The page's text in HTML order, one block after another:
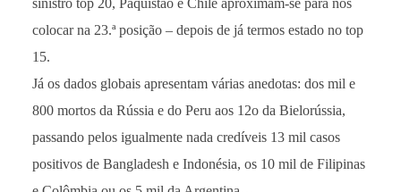
sinistro top 20, Paquistão e Chile aproximam-se para nos
colocar na 23.ª posição – depois de já termos estado no top
15.
Já os dados globais apresentam várias anedotas: dos mil e
800 mortos da Rússia e do Peru aos 12o da Bielorússia,
passando pelos igualmente nada credíveis 13 mil casos
positivos de Bangladesh e Indonésia, os 10 mil de Filipinas